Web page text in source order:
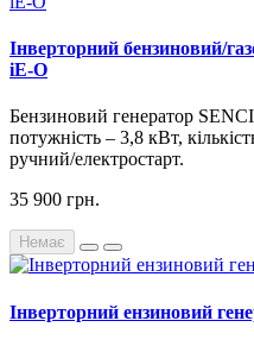
Інверторний бензиновий/
iE-O
Бензиновий генератор
потужність – 3,8 кВт,
ручний/електростарт.
35 900 грн.
Немає
Інверторний ензиновий